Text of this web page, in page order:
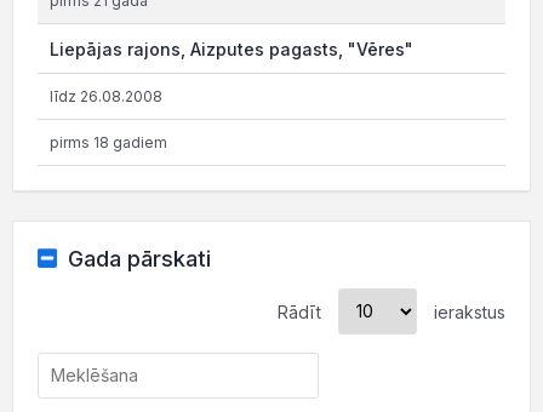
Liepājas rajons, Aizputes pagasts, "Vēres"
līdz 26.08.2008
pirms 18 gadiem
Gada pārskati
Rādīt ierakstus